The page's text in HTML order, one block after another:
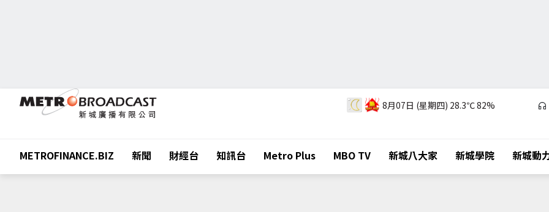
8月07日 (星期四) 28.3℃82%
METROFINANCE.BIZ 新聞 財經台 知訊台 Metro Plus MBO TV 新城八大家 新城學院 新城動